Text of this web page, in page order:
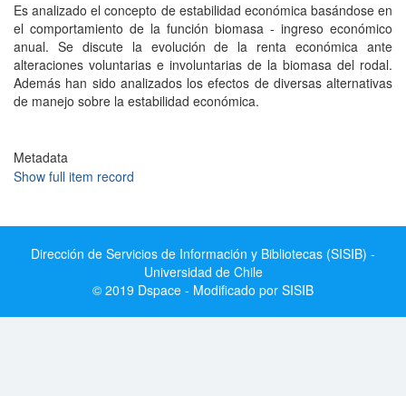
Es analizado el concepto de estabilidad económica basándose en
el comportamiento de la función biomasa - ingreso económico
anual. Se discute la evolución de la renta económica ante
alteraciones voluntarias e involuntarias de la biomasa del rodal.
Además han sido analizados los efectos de diversas alternativas
de manejo sobre la estabilidad económica.
Metadata
Show full item record
Dirección de Servicios de Información y Bibliotecas (SISIB) -
Universidad de Chile
© 2019 Dspace - Modificado por SISIB